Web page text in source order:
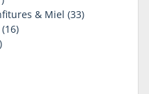
& Miel (33)
(16)